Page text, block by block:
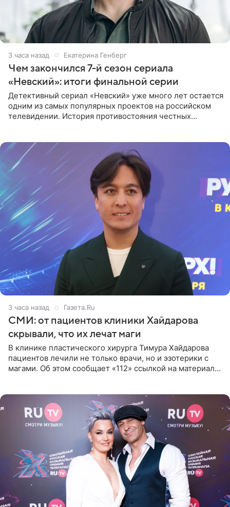
3 часа назад Екатерина Генберг
Чем закончился 7-й сезон сериала
«Невский»: итоги финальной серии
Детективный сериал «Невский» уже много лет остается
одним из самых популярных проектов на российском
телевидении. История противостояния честных
3 часа назад Газета.Ru
СМИ: от пациентов клиники Хайдарова
скрывали, что их лечат маги
В клинике пластического хирурга Тимура Хайдарова
пациентов лечили не только врачи, но и эзотерики с
магами. Об этом сообщает «112» ссылкой на материалы